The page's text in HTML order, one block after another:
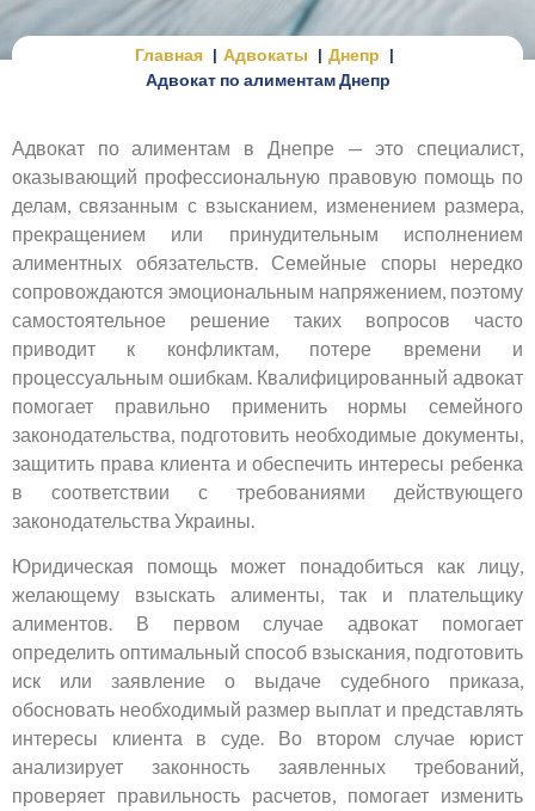
Главная Адвокаты
Днепр
Адвокат по алиментам Днепр
Адвокат по алиментам в Днепре — это специалист,
оказывающий профессиональную правовую помощь по
делам, связанным с взысканием, изменением размера,
прекращением или принудительным исполнением
алиментных обязательств. Семейные споры нередко
сопровождаются эмоциональным напряжением, поэтому
самостоятельное решение таких вопросов часто
приводит к конфликтам, потере времени и
процессуальным ошибкам. Квалифицированный адвокат
помогает правильно применить нормы семейного
законодательства, подготовить необходимые документы,
защитить права клиента и обеспечить интересы ребенка
в соответствии с требованиями действующего
законодательства Украины.
Юридическая помощь может понадобиться как лицу,
желающему взыскать алименты, так и плательщику
алиментов. В первом случае адвокат помогает
определить оптимальный способ взыскания, подготовить
иск или заявление о выдаче судебного приказа,
обосновать необходимый размер выплат и представлять
интересы клиента в суде. Во втором случае юрист
анализирует законность заявленных требований,
проверяет правильность расчетов, помогает изменить